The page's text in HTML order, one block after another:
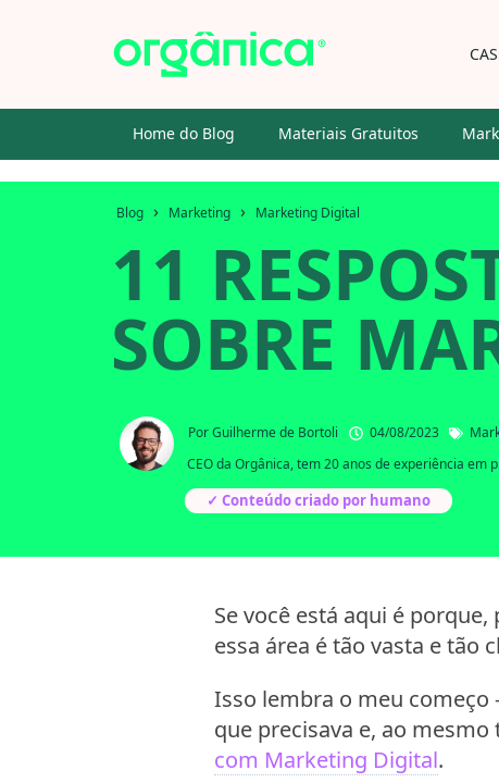
Home do Blog Materiais Gratuitos
Blog › Marketing › Marketing Digital
11
SOBRE
PorGuilherme de Bortoli 04/08/2023
CEO da Orgânica, tem 20 anos de experiência em
✓ Conteúdo criado por humano
Se você está aqui é
essa área é tão vasta e tão
Isso lembra o meu
que precisava e, ao
com Marketing Digital.